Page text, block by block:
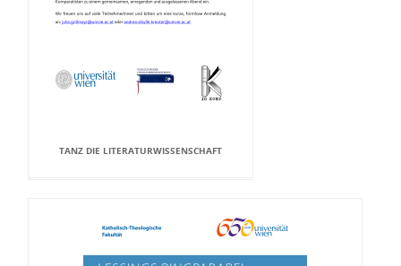
TANZ DIE LITERATURWISSENSCHAFT